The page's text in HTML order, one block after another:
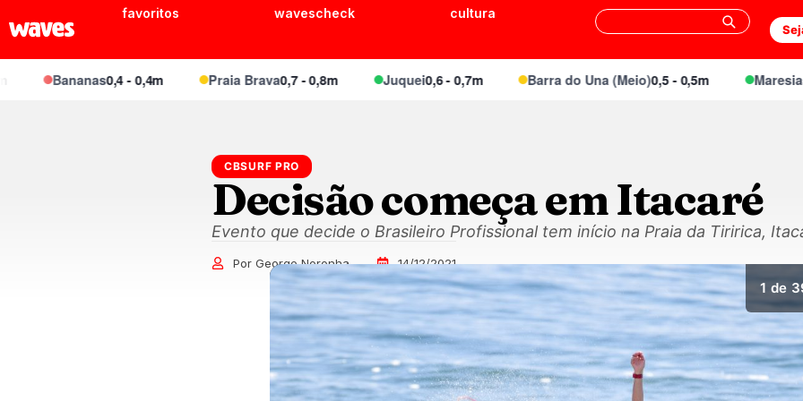
favoritos wavescheck cultura
Bananas0,4 - 0,4m Praia Brava0,7 - 0,8m Juquei0,6 - 0,7m Barra do Una (Meio)0,5 - 0,5m Maresias
CBSURF PRO
Decisão começa em Itacaré
Evento que decide o Brasileiro Profissional tem início na Praia da Tiririca,
Por George Noronha 14/12/2021
1 de